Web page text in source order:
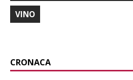
VINO
CRONACA